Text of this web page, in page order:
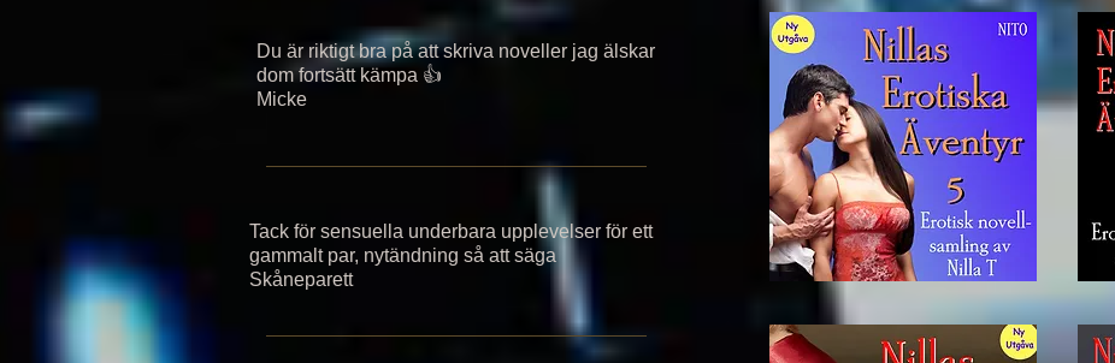
Du är riktigt bra på att skriva noveller jag älskar
dom fortsätt kämpa 👍
Micke
Tack för sensuella underbara upplevelser för ett
gammalt par, nytändning så att säga
Skåneparett